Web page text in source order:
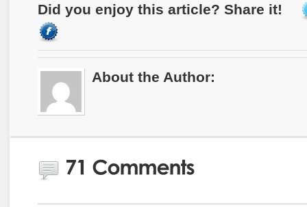
Did you enjoy this article? Share it!
About the Author: